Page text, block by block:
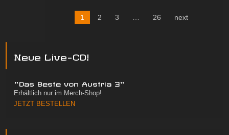
1 2 3 26 next
Neue Live-CD!
"Das Beste von Austria 3"
Erhältlich nur im Merch-Shop!
JETZT BESTELLEN